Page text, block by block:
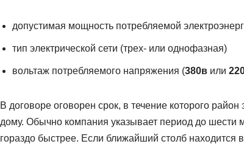
допустимая мощность потребляемой
тип электрической сети (трех- или однофазная)
вольтаж потребляемого напряжения (380вили
В договоре оговорен срок, в течение которого
дому. Обычно компания указывает период до шести
гораздо быстрее. Если ближайший столб находится